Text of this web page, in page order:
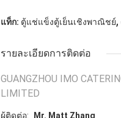
แท็ก: ตู้แช่แข็งตู้เย็นเชิงพาณิชย์,
รายละเอียดการติดต่อ
GUANGZHOU IMO
LIMITED
ผู้ติดต่อ:
Mr. Matt Zhang